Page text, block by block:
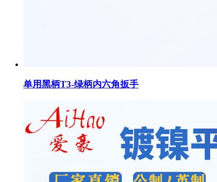
单用黑柄T3-绿柄内六角扳手